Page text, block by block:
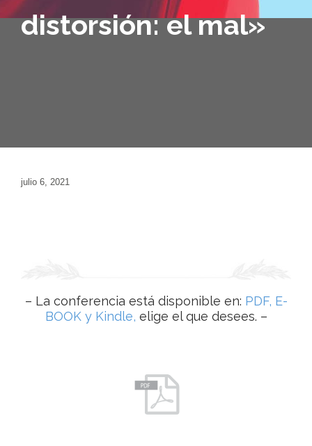
distorsión: el mal»
julio 6, 2021
– La conferencia está disponible en: PDF, E-
BOOK y Kindle, elige el que desees. –